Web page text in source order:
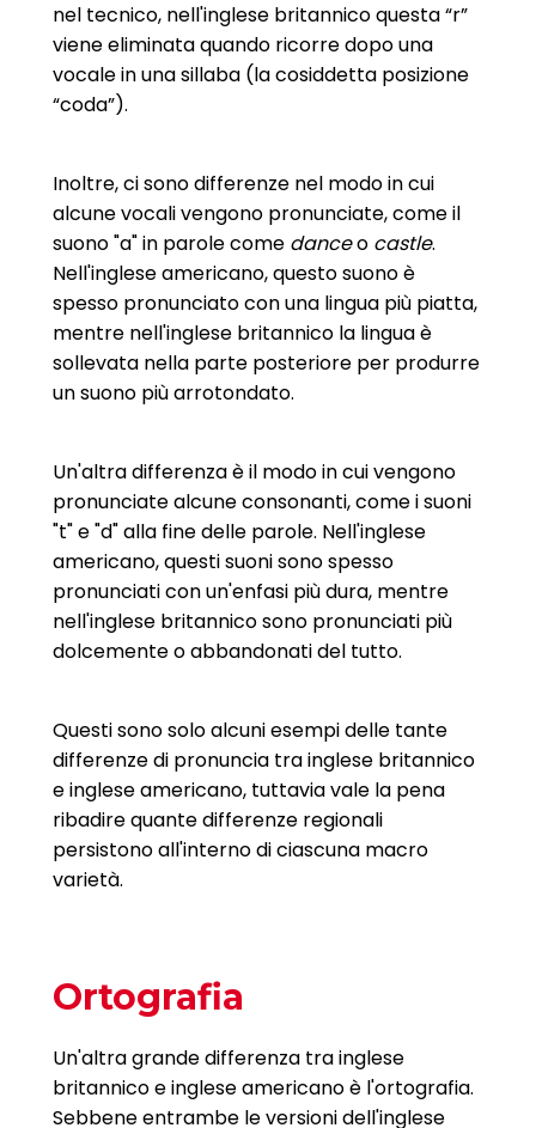
nel tecnico, nell'inglese britannico questa “r”
viene eliminata quando ricorre dopo una
vocale in una sillaba (la cosiddetta posizione
“coda”).
Inoltre, ci sono differenze nel modo in cui
alcune vocali vengono pronunciate, come il
suono "a" in parole come danceo castle.
Nell'inglese americano, questo suono è
spesso pronunciato con una lingua più piatta,
mentre nell'inglese britannico la lingua è
sollevata nella parte posteriore per produrre
un suono più arrotondato.
Un'altra differenza è il modo in cui vengono
pronunciate alcune consonanti, come i suoni
"t" e "d" alla fine delle parole. Nell'inglese
americano, questi suoni sono spesso
pronunciati con un'enfasi più dura, mentre
nell'inglese britannico sono pronunciati più
dolcemente o abbandonati del tutto.
Questi sono solo alcuni esempi delle tante
differenze di pronuncia tra inglese britannico
e inglese americano, tuttavia vale la pena
ribadire quante differenze regionali
persistono all'interno di ciascuna macro
varietà.
Ortografia
Un'altra grande differenza tra inglese
britannico e inglese americano è l'ortografia.
Sebbene entrambe le versioni dell'inglese